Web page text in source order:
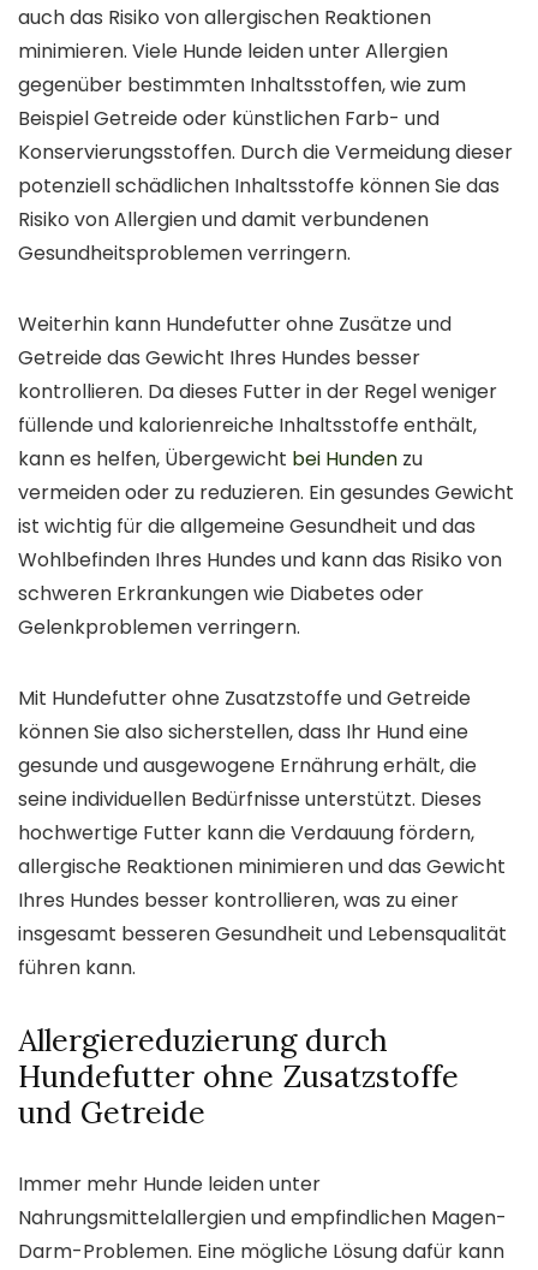
auch das Risiko von allergischen Reaktionen
minimieren. Viele Hunde leiden unter Allergien
gegenüber bestimmten Inhaltsstoffen, wie zum
Beispiel Getreide oder künstlichen Farb- und
Konservierungsstoffen. Durch die Vermeidung dieser
potenziell schädlichen Inhaltsstoffe können Sie das
Risiko von Allergien und damit verbundenen
Gesundheitsproblemen verringern.
Weiterhin kann Hundefutter ohne Zusätze und
Getreide das Gewicht Ihres Hundes besser
kontrollieren. Da dieses Futter in der Regel weniger
füllende und kalorienreiche Inhaltsstoffe enthält,
kann es helfen, Übergewicht bei Hunden zu
vermeiden oder zu reduzieren. Ein gesundes Gewicht
ist wichtig für die allgemeine Gesundheit und das
Wohlbefinden Ihres Hundes und kann das Risiko von
schweren Erkrankungen wie Diabetes oder
Gelenkproblemen verringern.
Mit Hundefutter ohne Zusatzstoffe und Getreide
können Sie also sicherstellen, dass Ihr Hund eine
gesunde und ausgewogene Ernährung erhält, die
seine individuellen Bedürfnisse unterstützt. Dieses
hochwertige Futter kann die Verdauung fördern,
allergische Reaktionen minimieren und das Gewicht
Ihres Hundes besser kontrollieren, was zu einer
insgesamt besseren Gesundheit und Lebensqualität
führen kann.
Allergiereduzierung durch
Hundefutter ohne Zusatzstoffe
und Getreide
Immer mehr Hunde leiden unter
Nahrungsmittelallergien und empfindlichen Magen-
Darm-Problemen. Eine mögliche Lösung dafür kann